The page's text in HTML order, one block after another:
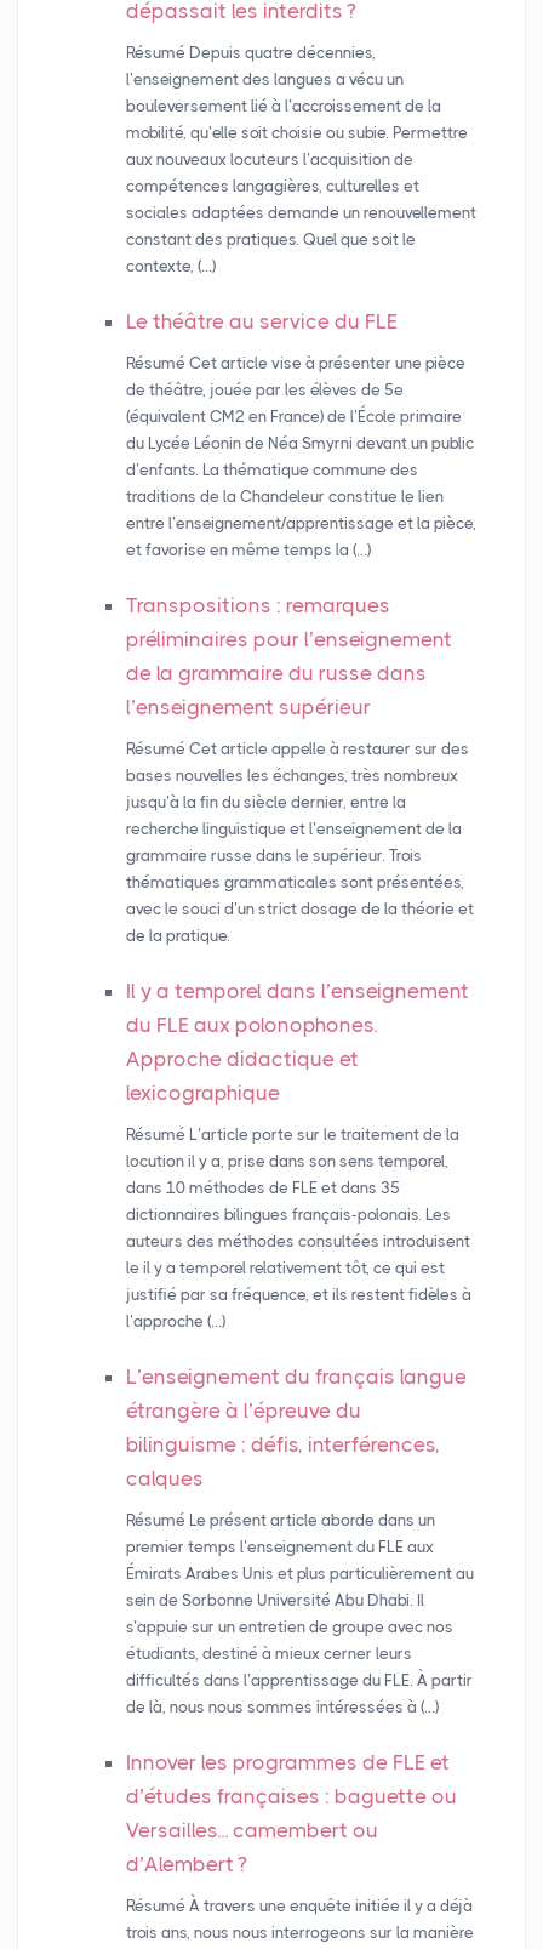
dépassait les interdits ?
Résumé Depuis quatre décennies,
l’enseignement des langues a vécu un
bouleversement lié à l’accroissement de la
mobilité, qu’elle soit choisie ou subie. Permettre
aux nouveaux locuteurs l’acquisition de
compétences langagières, culturelles et
sociales adaptées demande un renouvellement
constant des pratiques. Quel que soit le
contexte, (…)
Le théâtre au service du FLE
Résumé Cet article vise à présenter une pièce
de théâtre, jouée par les élèves de 5e
(équivalent CM2 en France) de l’École primaire
du Lycée Léonin de Néa Smyrni devant un public
d’enfants. La thématique commune des
traditions de la Chandeleur constitue le lien
entre l’enseignement/apprentissage et la pièce,
et favorise en même temps la (…)
Transpositions : remarques
préliminaires pour l’enseignement
de la grammaire du russe dans
l’enseignement supérieur
Résumé Cet article appelle à restaurer sur des
bases nouvelles les échanges, très nombreux
jusqu’à la fin du siècle dernier, entre la
recherche linguistique et l’enseignement de la
grammaire russe dans le supérieur. Trois
thématiques grammaticales sont présentées,
avec le souci d’un strict dosage de la théorie et
de la pratique.
Il y a temporel dans l’enseignement
du FLE aux polonophones.
Approche didactique et
lexicographique
Résumé L’article porte sur le traitement de la
locution il y a, prise dans son sens temporel,
dans 10 méthodes de FLE et dans 35
dictionnaires bilingues français-polonais. Les
auteurs des méthodes consultées introduisent
le il y a temporel relativement tôt, ce qui est
justifié par sa fréquence, et ils restent fidèles à
l’approche (…)
L’enseignement du français langue
étrangère à l’épreuve du
bilinguisme : défis, interférences,
calques
Résumé Le présent article aborde dans un
premier temps l’enseignement du FLE aux
Émirats Arabes Unis et plus particulièrement au
sein de Sorbonne Université Abu Dhabi. Il
s’appuie sur un entretien de groupe avec nos
étudiants, destiné à mieux cerner leurs
difficultés dans l’apprentissage du FLE. À partir
de là, nous nous sommes intéressées à (…)
Innover les programmes de FLE et
d’études françaises : baguette ou
Versailles... camembert ou
d’Alembert ?
Résumé À travers une enquête initiée il y a déjà
trois ans, nous nous interrogeons sur la manière